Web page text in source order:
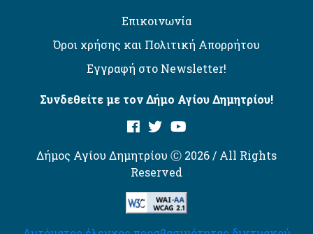
Επικοινωνία
Όροι χρήσης και Πολιτική Απορρήτου
Εγγραφή στο Newsletter!
Συνδεθείτε με τον Δήμο Αγίου Δημητρίου!
Δήμος Αγίου Δημητρίου Ⓒ 2026 / All Rights
Reserved